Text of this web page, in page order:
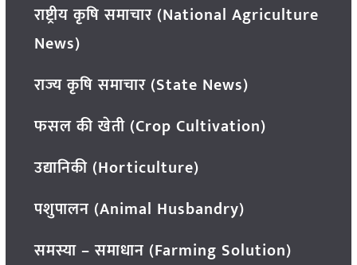
राष्ट्रीय कृषि समाचार (National Agriculture
News)
राज्य कृषि समाचार (State News)
फसल की खेती (Crop Cultivation)
उद्यानिकी (Horticulture)
पशुपालन (Animal Husbandry)
समस्या – समाधान (Farming Solution)